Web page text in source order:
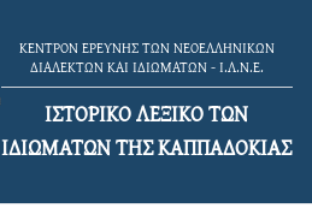
ΚΕΝΤΡΟΝ ΕΡΕΥΝΗΣ ΤΩΝ ΝΕΟΕΛΛΗΝΙΚΩΝ
ΔΙΑΛΕΚΤΩΝ ΚΑΙ ΙΔΙΩΜΑΤΩΝ - Ι.Λ.Ν.Ε.
ΙΣΤΟΡΙΚΟ ΛΕΞΙΚΟ TΩΝ
ΙΔΙΩΜΑΤΩΝ ΤΗΣ ΚΑΠΠΑΔΟΚΙΑΣ